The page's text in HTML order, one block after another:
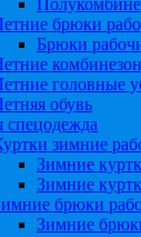
брюки
Брюки
головные
обувь
спецодежда
зимние
Зимние
Зимние
брюки
Зимние